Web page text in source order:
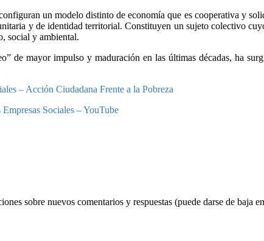
un modelo distinto de economía que es cooperativa y
y de identidad territorial. Constituyen un sujeto colectivo
social y ambiental.
de mayor impulso y maduración en las últimas décadas, ha
– Acción Ciudadana Frente a la Pobreza
Sociales – YouTube
sobre nuevos comentarios y respuestas (puede darse de baja